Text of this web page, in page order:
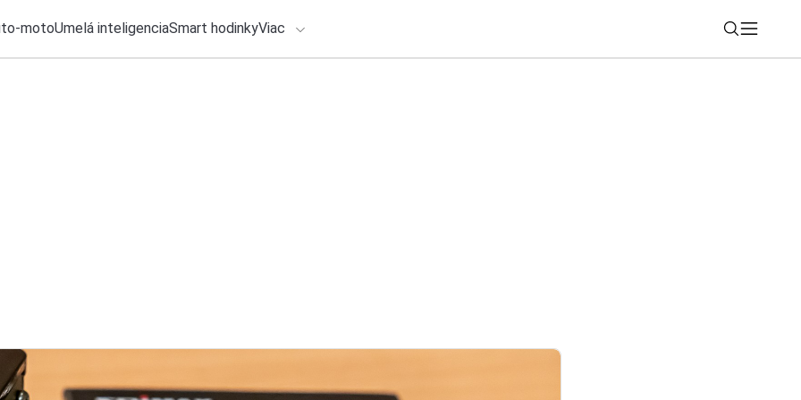
motoUmelá inteligenciaSmart hodinkyViac